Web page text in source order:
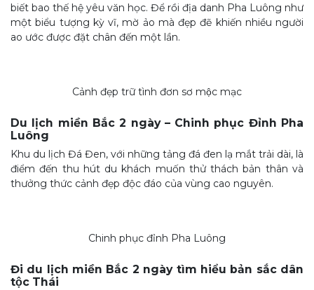
biết bao thế hệ yêu văn học. Để rồi địa danh Pha Luông như
một biểu tượng kỳ vĩ, mờ ảo mà đẹp đẽ khiến nhiều người
ao ước được đặt chân đến một lần.
Cảnh đẹp trữ tình đơn sơ mộc mạc
Du lịch miền Bắc 2 ngày – Chinh phục Đỉnh Pha
Luông
Khu du lịch Đá Đen, với những tảng đá đen lạ mắt trải dài, là
điểm đến thu hút du khách muốn thử thách bản thân và
thưởng thức cảnh đẹp độc đáo của vùng cao nguyên.
Chinh phục đỉnh Pha Luông
Đi du lịch miền Bắc 2 ngày tìm hiểu bản sắc dân
tộc Thái